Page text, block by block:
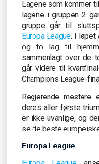
Lagene som kommer
lagene i gruppen 2
gruppe går til
Europa League. I løpet
og to lag til
sammenlagt over de
går videre til
Champions League-
Regjerende mestere
deres aller første
er ikke uvanlige, og
se de beste
Europa League